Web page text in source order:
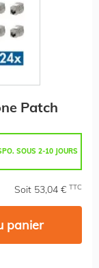
Patch
SOUS 2-10 JOURS
Soit 53,04 € TTC
panier